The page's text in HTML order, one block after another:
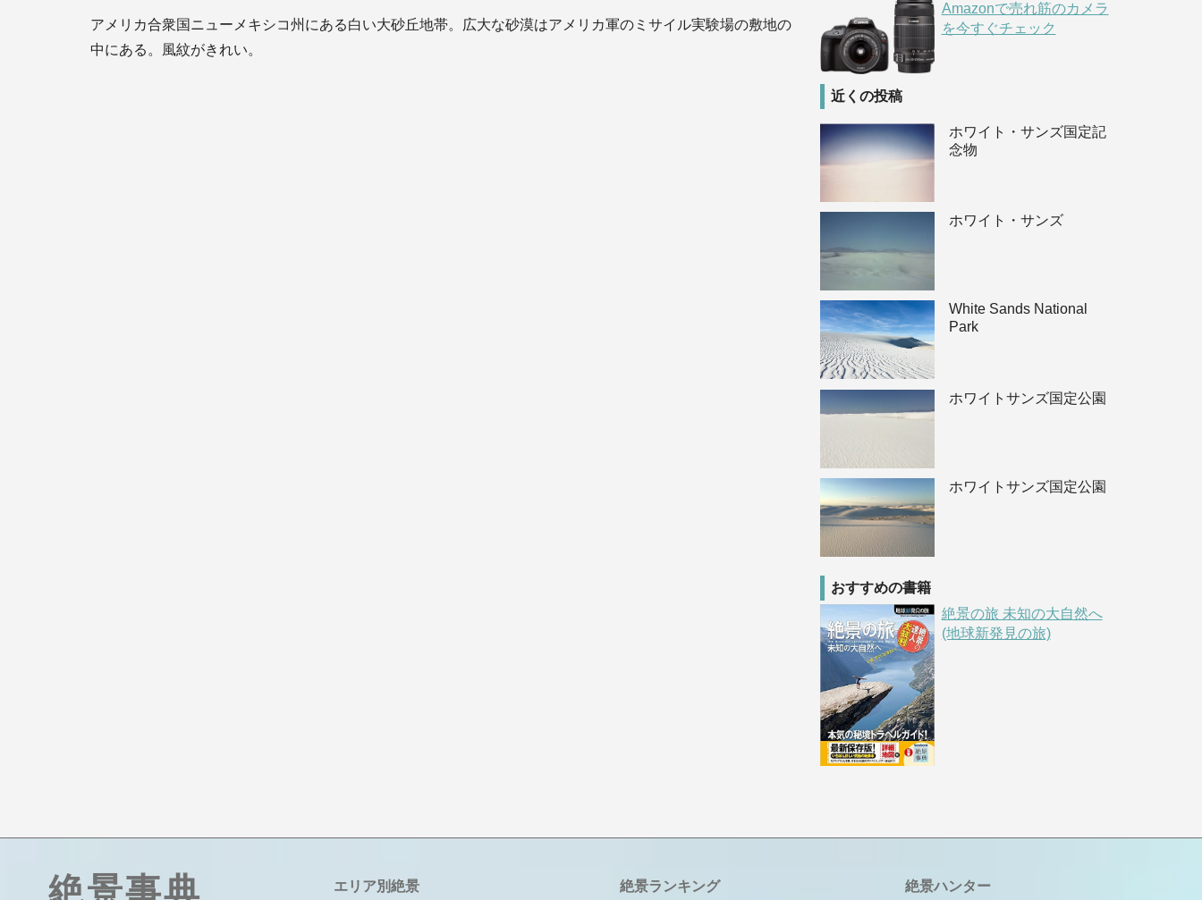
アメリカ合衆国ニューメキシコ州にある白い大砂丘地帯。広大な砂漠はアメリカ軍のミサイル実験場の敷地の
中にある。風紋がきれい。
Amazonで売れ筋のカメラ
を今すぐチェック
近くの投稿
ホワイト・サンズ国定記
念物
ホワイト・サンズ
White Sands National
Park
ホワイトサンズ国定公園
ホワイトサンズ国定公園
おすすめの書籍
絶景の旅 未知の大自然へ
(地球新発見の旅)
絶景事典 エリア別絶景 絶景ランキング 絶景ハンター